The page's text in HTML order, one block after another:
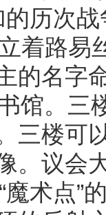
历次
着路易
的名字
馆。三
三楼可
。议会
术点”